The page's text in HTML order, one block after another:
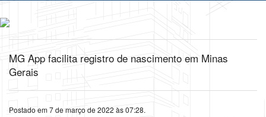
MG App facilita registro de nascimento em Minas
Gerais
Postado em 7 de março de 2022 às 07:28.